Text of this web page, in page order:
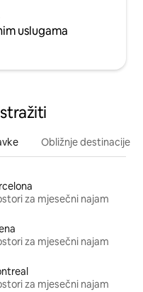
uslugama
Obližnje destinacije
za mjesečni najam
za mjesečni najam
za mjesečni najam